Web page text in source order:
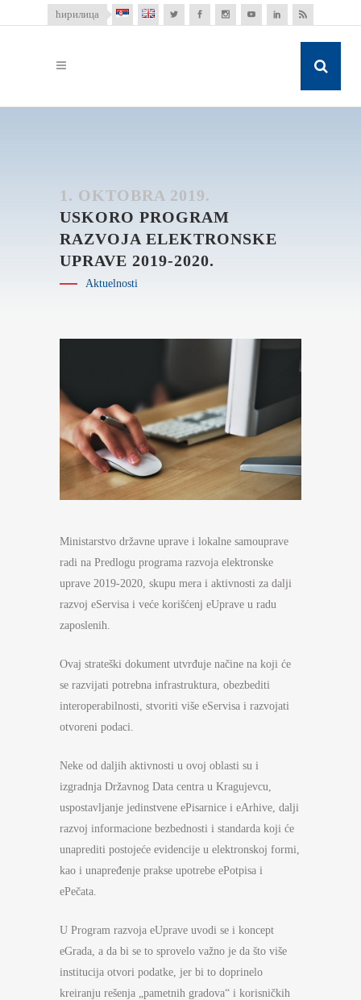
ћирилица
1. OKTOBRA 2019.
USKORO PROGRAM
RAZVOJA ELEKTRONSKE
UPRAVE 2019-2020.
Aktuelnosti
Ministarstvo državne uprave i lokalne samouprave
radi na Predlogu programa razvoja elektronske
uprave 2019-2020, skupu mera i aktivnosti za dalji
razvoj eServisa i veće korišćenj eUprave u radu
zaposlenih.
Ovaj strateški dokument utvrđuje načine na koji će
se razvijati potrebna infrastruktura, obezbediti
interoperabilnosti, stvoriti više eServisa i razvojati
otvoreni podaci.
Neke od daljih aktivnosti u ovoj oblasti su i
izgradnja Državnog Data centra u Kragujevcu,
uspostavljanje jedinstvene ePisarnice i eArhive, dalji
razvoj informacione bezbednosti i standarda koji će
unaprediti postojeće evidencije u elektronskoj formi,
kao i unapređenje prakse upotrebe ePotpisa i
ePečata.
U Program razvoja eUprave uvodi se i koncept
eGrada, a da bi se to sprovelo važno je da što više
institucija otvori podatke, jer bi to doprinelo
kreiranju rešenja „pametnih gradova“ i korisničkih